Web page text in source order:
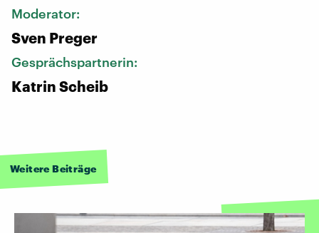
Moderator:
Sven Preger
Gesprächspartnerin:
Katrin Scheib
Weitere Beiträge